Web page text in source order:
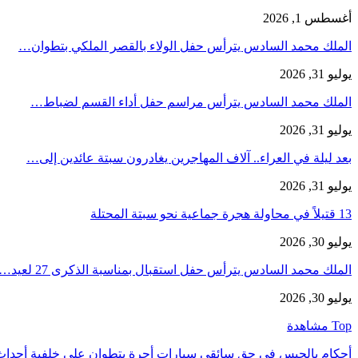
أغسطس 1, 2026
الملك محمد السادس يترأس حفل الولاء بالقصر الملكي بتطوان…
يوليو 31, 2026
الملك محمد السادس يترأس مراسم حفل أداء القسم لضباط…
يوليو 31, 2026
بعد ليلة في العراء.. آلاف المهاجرين يغادرون سبتة عائدين إلى…
يوليو 31, 2026
13 قتيلاً في محاولة هجرة جماعية نحو سبتة المحتلة
يوليو 30, 2026
الملك محمد السادس يترأس حفل استقبال بمناسبة الذكرى 27 لعيد…
يوليو 30, 2026
Top مشاهدة
أحكام بالحبس في حق سائقي سيارات أجرة بتطوان على خلفية